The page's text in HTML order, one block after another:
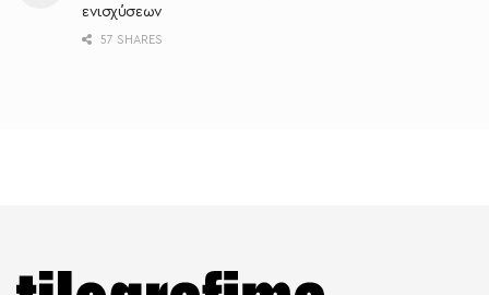
ενισχύσεων
57 SHARES